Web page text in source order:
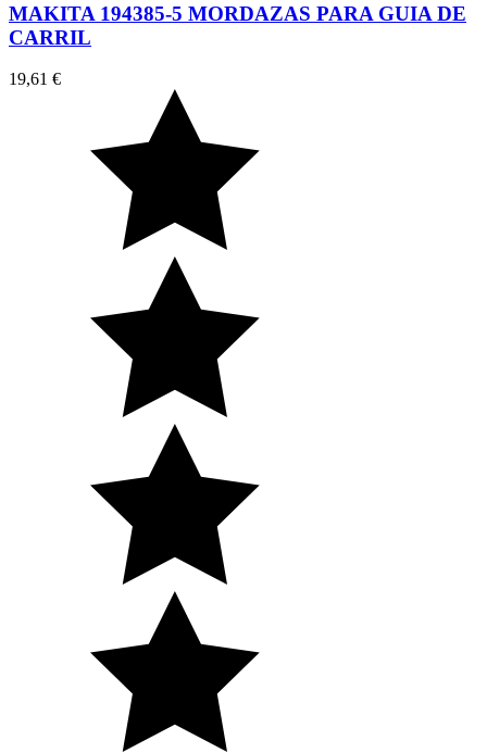
MAKITA 194385-5 MORDAZAS PARA GUIA DE
CARRIL
19,61 €